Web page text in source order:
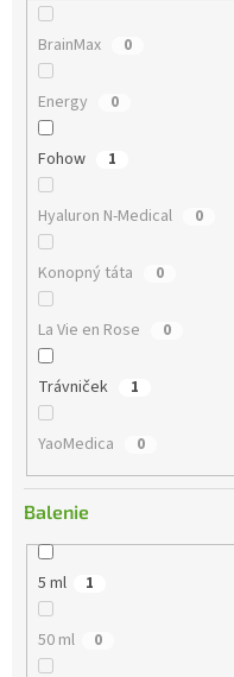
BrainMax 0
Energy 0
Fohow 1
Hyaluron N-Medical 0
Konopný táta 0
La Vie en Rose 0
Trávniček 1
YaoMedica 0
Balenie
5 ml 1
50 ml 0